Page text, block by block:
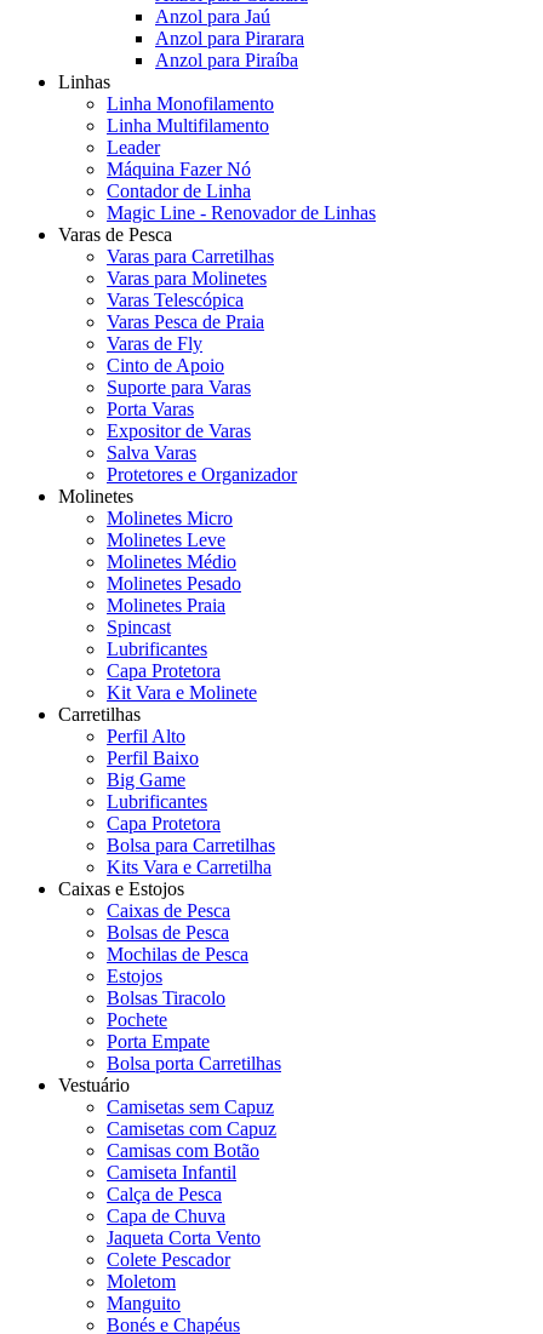
Anzol para Jaú
Anzol para Pirarara
Anzol para Piraíba
Linhas
Linha Monofilamento
Linha Multifilamento
Leader
Máquina Fazer Nó
Contador de Linha
Magic Line - Renovador de Linhas
Varas de Pesca
Varas para Carretilhas
Varas para Molinetes
Varas Telescópica
Varas Pesca de Praia
Varas de Fly
Cinto de Apoio
Suporte para Varas
Porta Varas
Expositor de Varas
Salva Varas
Protetores e Organizador
Molinetes
Molinetes Micro
Molinetes Leve
Molinetes Médio
Molinetes Pesado
Molinetes Praia
Spincast
Lubrificantes
Capa Protetora
Kit Vara e Molinete
Carretilhas
Perfil Alto
Perfil Baixo
Big Game
Lubrificantes
Capa Protetora
Bolsa para Carretilhas
Kits Vara e Carretilha
Caixas e Estojos
Caixas de Pesca
Bolsas de Pesca
Mochilas de Pesca
Estojos
Bolsas Tiracolo
Pochete
Porta Empate
Bolsa porta Carretilhas
Vestuário
Camisetas sem Capuz
Camisetas com Capuz
Camisas com Botão
Camiseta Infantil
Calça de Pesca
Capa de Chuva
Jaqueta Corta Vento
Colete Pescador
Moletom
Manguito
Bonés e Chapéus